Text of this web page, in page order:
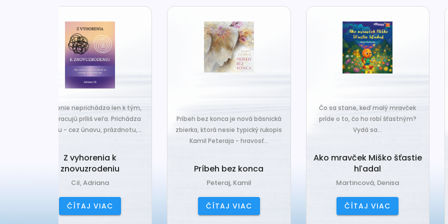
Príbeh bez konca je nová básnická
zbierka, ktorá nesie typický rukopis
Príbeh bez konca
Peteraj, Kamil
ČÍTAJ VIAC
príde o to, čo ho robí šťastným?
Vydá sa...
Ako mravček Miško šťastie
hľadal
Martincová, Denisa
ČÍTAJ VIAC
Čo sa stane, keď sa do tichej
zákutiny škriatkov prisťahuje
Babka Tvorilka
Jančová, Katarína
ČÍTAJ VIAC